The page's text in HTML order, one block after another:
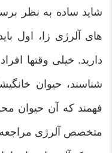
شاید ساده به نظر
های آلرژی زا، اول
دارید. خیلی وقتها
شناسند، حیوان
فهمند که آن حیوان
متخصص آلرژی مراجعه